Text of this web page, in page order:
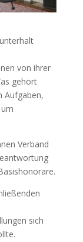
von ihrer
gehört
Aufgaben,
Verband
sich